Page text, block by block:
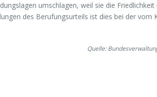
umschlagen, weil sie die
des Berufungsurteils ist dies bei der vom
Quelle: